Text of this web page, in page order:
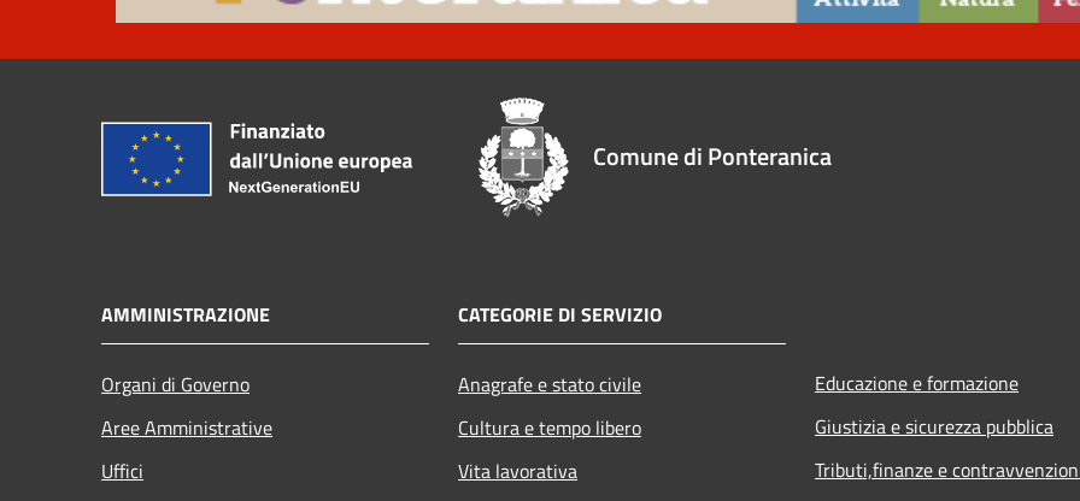
Comune di Ponteranica
AMMINISTRAZIONE
Organi di Governo
Aree Amministrative
Uffici
CATEGORIE DI SERVIZIO
Anagrafe e stato civile
Cultura e tempo libero
Vita lavorativa
Educazione e formazione
Giustizia e sicurezza pubblica
Tributi,finanze e